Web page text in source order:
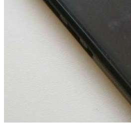
Волгоградские компании
заключены контракты на